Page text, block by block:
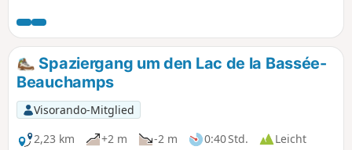
Spaziergang um den Lac de la Bassée-
Beauchamps
Visorando-Mitglied
2,23 km
+2 m -2 m 0:40 Std.
Leicht